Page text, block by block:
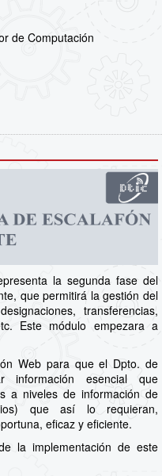
de Computación
la segunda fase del
que permitirá la gestión del
transferencias,
Este módulo empezara a
Web para que el Dpto. de
información esencial que
a niveles de información de
que así lo requieran,
eficaz y eficiente.
la implementación de este